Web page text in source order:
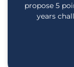
propose 5
years